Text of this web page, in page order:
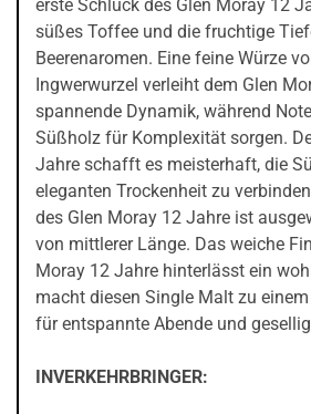
erste Schluck des Glen Moray 12
süßes Toffee und die fruchtige
Beerenaromen. Eine feine Würze
Ingwerwurzel verleiht dem Glen
spannende Dynamik, während
Süßholz für Komplexität sorgen.
Jahre schafft es meisterhaft, die
eleganten Trockenheit zu
des Glen Moray 12 Jahre ist
von mittlerer Länge. Das weiche
Moray 12 Jahre hinterlässt ein
macht diesen Single Malt zu
für entspannte Abende und
INVERKEHRBRINGER: